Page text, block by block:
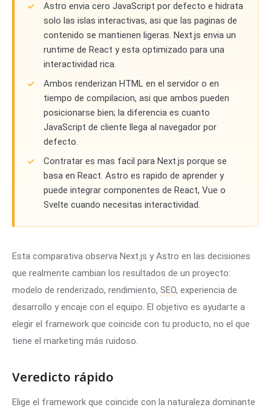
Astro envia cero JavaScript por defecto e hidrata
solo las islas interactivas, asi que las paginas de
contenido se mantienen ligeras. Next.js envia un
runtime de React y esta optimizado para una
interactividad rica.
Ambos renderizan HTML en el servidor o en
tiempo de compilacion, asi que ambos pueden
posicionarse bien; la diferencia es cuanto
JavaScript de cliente llega al navegador por
defecto.
Contratar es mas facil para Next.js porque se
basa en React. Astro es rapido de aprender y
puede integrar componentes de React, Vue o
Svelte cuando necesitas interactividad.
Esta comparativa observa Next.js y Astro en las decisiones
que realmente cambian los resultados de un proyecto:
modelo de renderizado, rendimiento, SEO, experiencia de
desarrollo y encaje con el equipo. El objetivo es ayudarte a
elegir el framework que coincide con tu producto, no el que
tiene el marketing más ruidoso.
Veredicto rápido
Elige el framework que coincide con la naturaleza dominante